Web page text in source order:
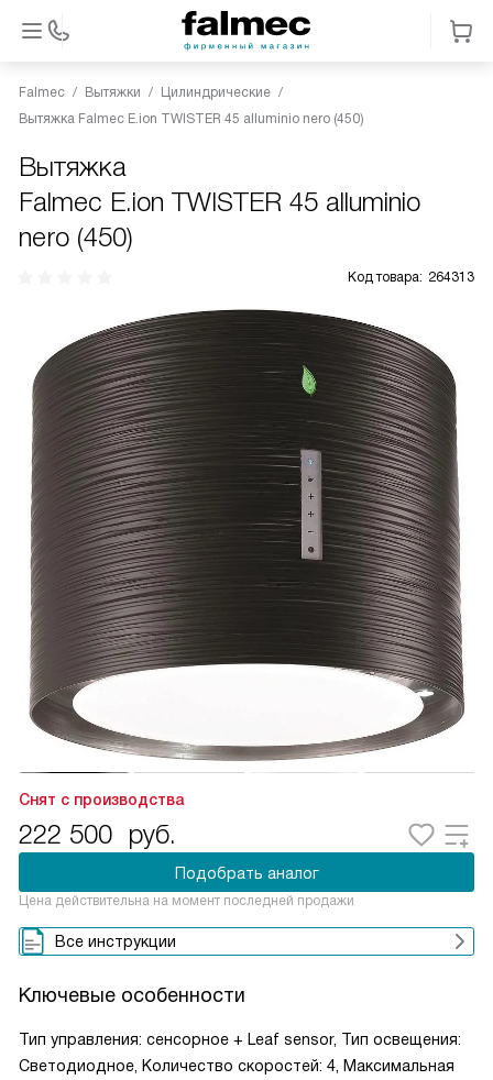
Falmec Вытяжки
Цилиндрические
Вытяжка Falmec E.ion TWISTER 45 alluminio nero (450)
Вытяжка
Falmec E.ion TWISTER 45 alluminio
nero (450)
Код товара: 264313
Снят с производства
222 500 руб.
Подобрать аналог
Цена действительна на момент последней продажи
Все инструкции
Ключевые особенности
Тип управления: сенсорное + Leaf sensor, Тип освещения:
Светодиодное, Количество скоростей: 4, Максимальная